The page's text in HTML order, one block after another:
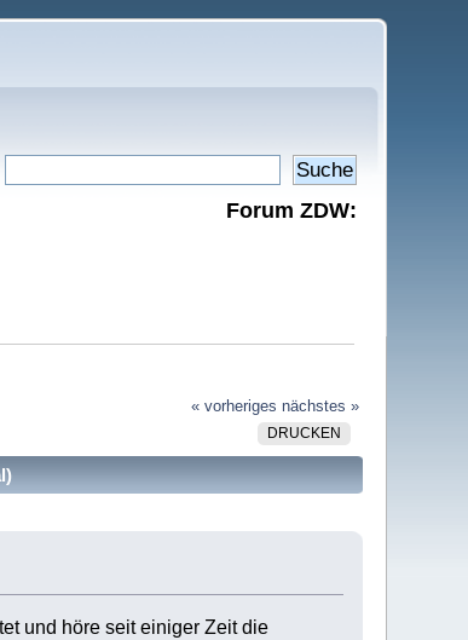
Forum ZDW:
« vorheriges nächstes »
DRUCKEN
und höre seit einiger Zeit die